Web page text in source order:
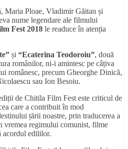
Maria Ploae, Vladimir Găitan și
nume legendare ale filmului
Fest 2018 le readuce în atenția
și “Ecaterina Teodoroiu”, două
românilor, ni-i amintesc pe câțiva
românesc, precum Gheorghe Dinică,
sau Ion Besoiu.
de Chitila Film Fest este criticul de
care a contribuit în mod
țării noastre, prin traducerea a
vremea regimului comunist, filme
acordul edililor.